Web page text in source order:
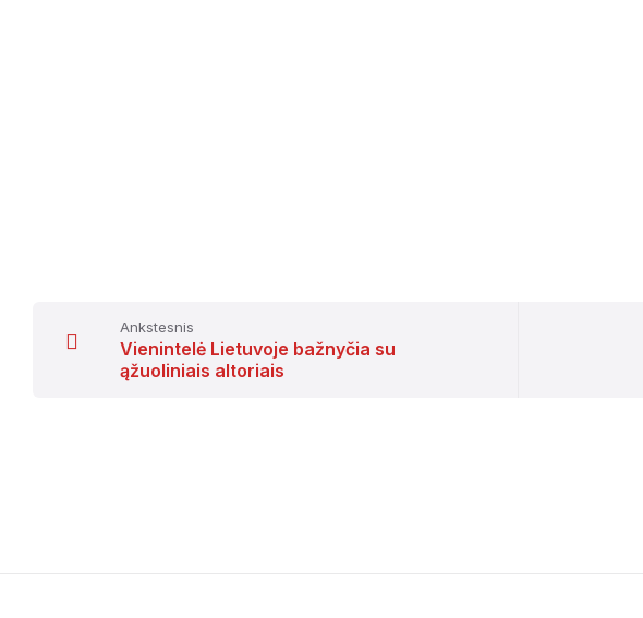
Ankstesnis
Vienintelė Lietuvoje bažnyčia su
ąžuoliniais altoriais